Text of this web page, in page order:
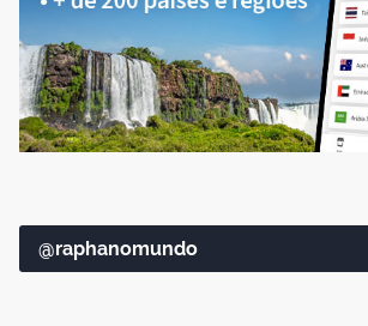
@raphanomundo